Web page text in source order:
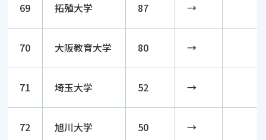
69 拓殖大学 87 →
70 大阪教育大学 80 →
71 埼玉大学 52 →
72 旭川大学 50 →